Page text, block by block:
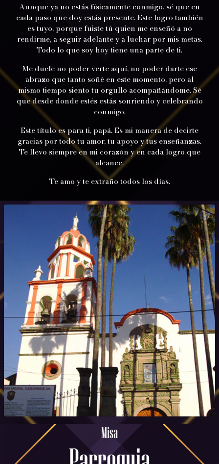
Aunque ya no estás físicamente conmigo, sé que en
cada paso que doy estás presente. Este logro también
es tuyo, porque fuiste tú quien me enseñó a no
rendirme, a seguir adelante y a luchar por mis metas.
Todo lo que soy hoy tiene una parte de ti.
Me duele no poder verte aquí, no poder darte ese
abrazo que tanto soñé en este momento, pero al
mismo tiempo siento tu orgullo acompañándome. Sé
que desde donde estés estás sonriendo y celebrando
conmigo.
Este título es para ti, papá. Es mi manera de decirte
gracias por todo tu amor, tu apoyo y tus enseñanzas.
Te llevo siempre en mi corazón y en cada logro que
alcance.
Te amo y te extraño todos los días.